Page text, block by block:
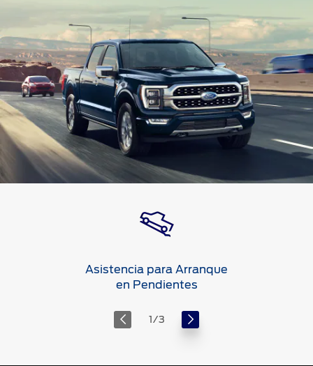
1/3
Asistencia para Arranque
en Pendientes